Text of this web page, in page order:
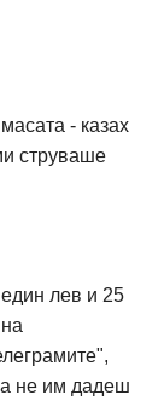
- казах
струваше
лев и 25
не им дадеш